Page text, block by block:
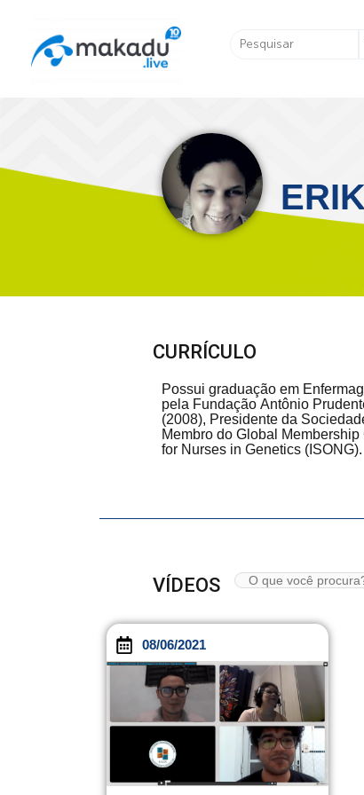
Pesquisar
CURRÍCULO
Possui graduação em
pela Fundação Antônio
(2008), Presidente da
Membro do Global
for Nurses in Genetics (ISONG).
VÍDEOS
08/06/2021